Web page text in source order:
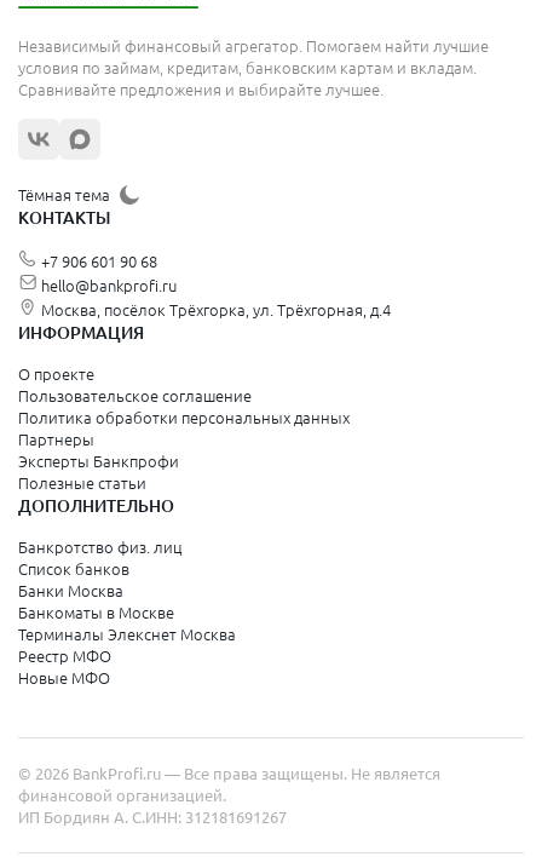
Независимый финансовый агрегатор. Помогаем найти лучшие
условия по займам, кредитам, банковским картам и вкладам.
Сравнивайте предложения и выбирайте лучшее.
Тёмная тема
КОНТАКТЫ
+7 906 601 90 68
hello@bankprofi.ru
Москва, посёлок Трёхгорка, ул. Трёхгорная, д.4
ИНФОРМАЦИЯ
О проекте
Пользовательское соглашение
Политика обработки персональных данных
Партнеры
Эксперты Банкпрофи
Полезные статьи
ДОПОЛНИТЕЛЬНО
Банкротство физ. лиц
Список банков
Банки Москва
Банкоматы в Москве
Терминалы Элекснет Москва
Реестр МФО
Новые МФО
© 2026 BankProfi.ru — Все права защищены. Не является
финансовой организацией.
ИП Бордиян А. С.ИНН: 312181691267